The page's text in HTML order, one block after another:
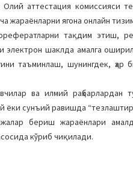
аттестация комиссияси
жараёнларни ягона онлайн
тақдим этиш,
шаклда амалга
таъминлаш, шунингдек, ҳар
ва илмий
сунъий равишда
бериш жараёнлари
кўриб чиқилади.